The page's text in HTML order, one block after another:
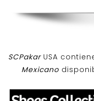
SCPakar USA
Mexicano